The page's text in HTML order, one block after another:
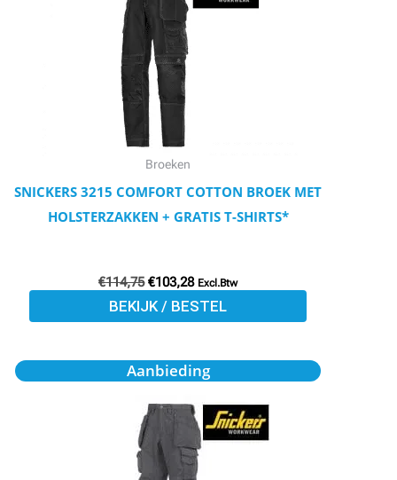
Broeken
SNICKERS 3215 COMFORT COTTON BROEK MET
HOLSTERZAKKEN + GRATIS T-SHIRTS*
€114,75 €103,28 Excl.Btw
BEKIJK / BESTEL
meerdere
variaties.
Deze
optie
kan
gekozen
worden
op
de
Aanbieding
Oorspronkelijke
prijs
€149,95.
Huidige
prijs
€134,95.
Dit
heeft
meerdere
variaties.